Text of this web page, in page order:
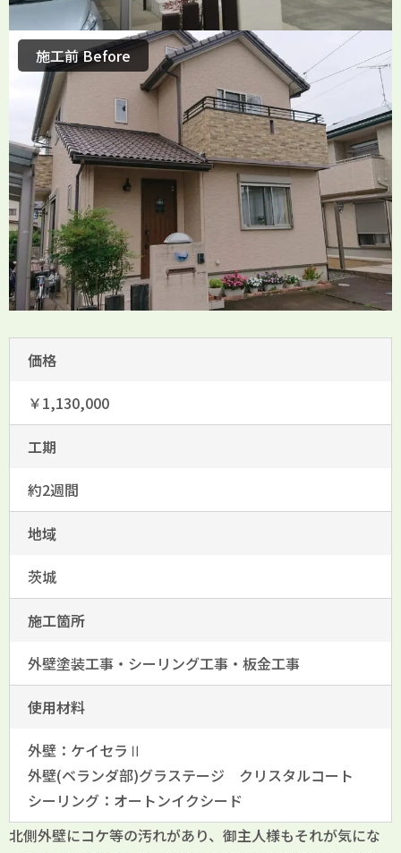
施工前 Before
価格
￥1,130,000
工期
約2週間
地域
茨城
施工箇所
外壁塗装工事・シーリング工事・板金工事
使用材料
外壁：ケイセラⅡ
外壁(ベランダ部)グラステージ クリスタルコート
シーリング：オートンイクシード
北側外壁にコケ等の汚れがあり、御主人様もそれが気にな